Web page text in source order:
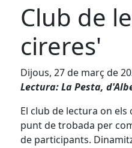
Club de
cireres'
Dijous, 27 de març de
Lectura: La Pesta,
El club de lectura on els
punt de trobada per
de participants.